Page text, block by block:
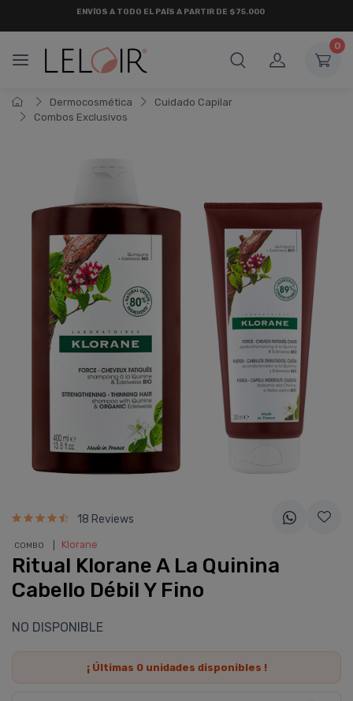
0
Dermocosmética
Cuidado Capilar
Combos Exclusivos
18 Reviews
COMBO Klorane
Ritual Klorane A La Quinina
Cabello Débil Y Fino
NO DISPONIBLE
¡ Últimas 0unidades disponibles !